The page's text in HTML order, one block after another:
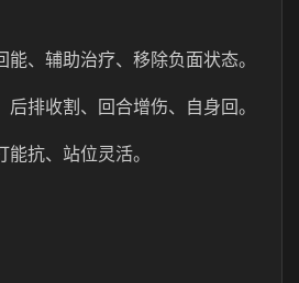
、辅助治疗、移除负面状态。
排收割、回合增伤、自身回。
抗、站位灵活。